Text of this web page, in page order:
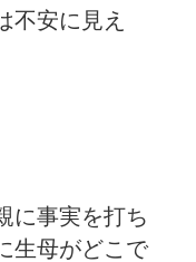
不安に見え
に事実を打ち
生母がどこで